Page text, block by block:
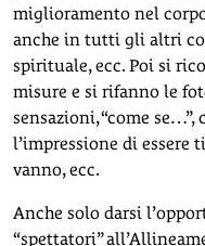
miglioramento nel
anche in tutti gli altri
spirituale, ecc. Poi si
misure e si rifanno le
sensazioni, “come se…”,
l’impressione di essere
vanno, ecc.
Anche solo darsi
“spettatori”